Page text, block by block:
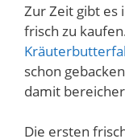
Zur Zeit gibt es
frisch zu
schon
damit
Die ersten